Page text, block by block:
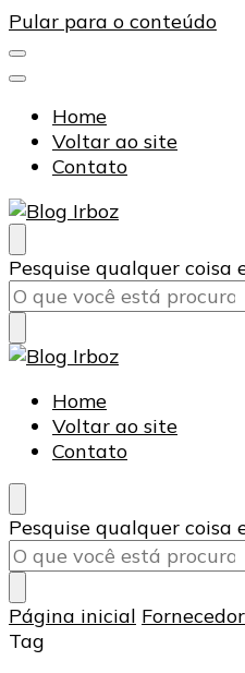
Pular para o conteúdo
Home
Voltar ao site
Contato
Blog Irboz
Blog de Lubrificação
Procurando
algo?
Pesquise qualquer coisa
Blog Irboz
Blog de Lubrificação
Home
Voltar ao site
Contato
Procurando
algo?
Pesquise qualquer coisa
Página inicial
Tag